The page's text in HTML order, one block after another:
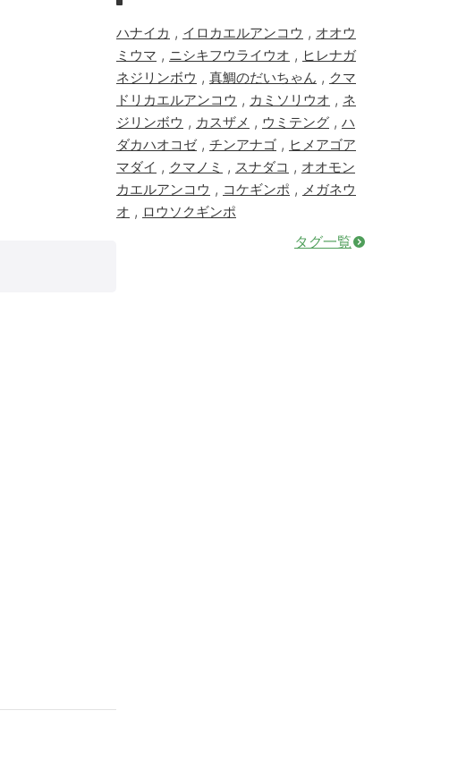
ハナイカ , イロカエルアンコウ , オオウ
ミウマ , ニシキフウライウオ , ヒレナガ
ネジリンボウ , 真鯛のだいちゃん , クマ
ドリカエルアンコウ , カミソリウオ , ネ
ジリンボウ , カスザメ , ウミテング , ハ
ダカハオコゼ, チンアナゴ , ヒメアゴア
マダイ , クマノミ , スナダコ , オオモン
カエルアンコウ , コケギンポ , メガネウ
オ , ロウソクギンポ
タグ一覧